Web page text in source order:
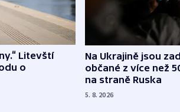
Litevští
o
Na Ukrajině jsou
občané z více než
na straně Ruska
5. 8. 2026